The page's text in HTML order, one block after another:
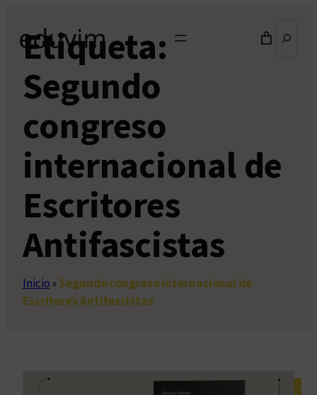
contenido
Etiqueta:
Segundo
congreso
internacional de
Escritores
Antifascistas
Inicio»Segundo congreso internacional de
Escritores Antifascistas